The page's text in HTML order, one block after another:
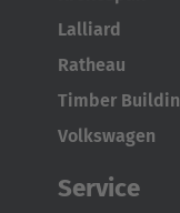
Lalliard
Ratheau
Timber
Volkswagen
Service